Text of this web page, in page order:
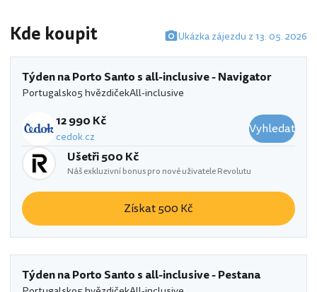
Kde koupit Ukázka zájezdu z 13. 05. 2026
Týden na Porto Santo s all-inclusive - Navigator
Portugalsko5 hvězdičekAll-inclusive
12 990 Kč
cedok.cz
Vyhledat
Ušetři 500 Kč
Náš exkluzivní bonus pro nové uživatele Revolutu
Získat 500 Kč
Týden na Porto Santo s all-inclusive - Pestana